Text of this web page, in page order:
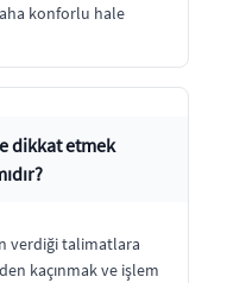
konforlu hale
dikkat etmek
verdiği talimatlara
kaçınmak ve işlem